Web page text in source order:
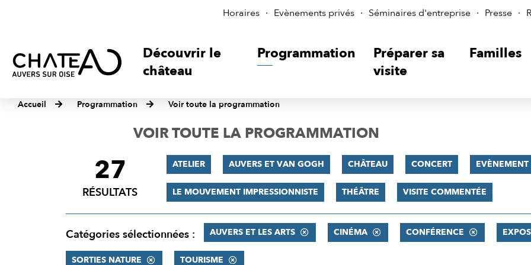
Horaires Evènements privés Séminaires d'entreprise Presse
Découvrir le
château
Programmation
Préparer sa
visite
Familles
Accueil Programmation Voir toute la programmation
VOIR TOUTE LA PROGRAMMATION
FILTRER
RÉSULTATS
27
RÉSULTATS
ATELIER AUVERS ET VAN GOGH CHÂTEAU CONCERT EVÈNEMENT
LE MOUVEMENT IMPRESSIONNISTE THÉÂTRE VISITE COMMENTÉE
Catégories sélectionnées : AUVERS ET LES ARTS CINÉMA CONFÉRENCE
SORTIES NATURE TOURISME